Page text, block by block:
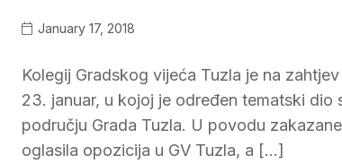
January 17, 2018
Kolegij Gradskog vijeća Tuzla je na
23. januar, u kojoj je određen tematski
području Grada Tuzla. U povodu
oglasila opozicija u GV Tuzla, a […]